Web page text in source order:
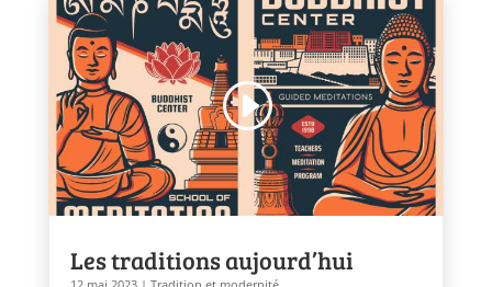
Les traditions aujourd’hui